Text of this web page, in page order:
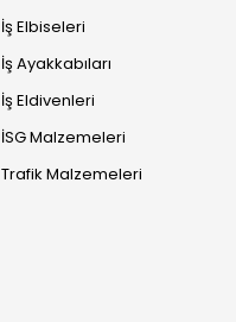
İş Elbiseleri
İş Ayakkabıları
İş Eldivenleri
İSG Malzemeleri
Trafik Malzemeleri